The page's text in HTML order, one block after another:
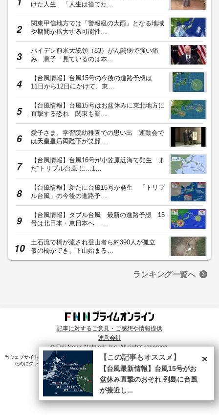
けた人生 「人生は捨てた…
関東甲信地方では「警報級の大雨」となる地域
や期間が拡大する可能性…
バイデン前米大統領（83）がん闘病で強い痛
み 息子「見ているのは本…
【台風情報】台風15号の今後の進路予想は
11日から12日にかけて、東…
【台風情報】台風15号はお盆休みに東北地方に
直撃する恐れ 関東も影…
愛子さま、学習院幼稚園での思い出 運動会で
は天皇皇后両陛下が笑顔…
【台風情報】台風16号が小笠原近海で発生 ま
た“トリプル台風”に…1…
【台風情報】新たに台風16号が発生 「トリプ
ル台風」の今後の進路予…
【台風情報】ダブル台風 最新の進路予想 15
号は北日本・東日本へ …
土石流で橋が流され登山者ら約390人が孤立
仮の橋ができ、下山始まる…
ランキング一覧へ
記事に対するご意見・ご感想や情報提供
運営会社
© Fuji News Network, Inc. All rights reserved.
当ウェブサイトでは、ユーザのニーズ・興味・関⼼に合致したコンテンツや広告配信を提供する
ためにクッキーを使⽤しています。詳細は、
プライバシーポリシー をご確認ください。×
【この記事もオススメ】
【台風最新情報】台風15号がお
盆休み直撃のおそれ 列島に台風
が接近し...